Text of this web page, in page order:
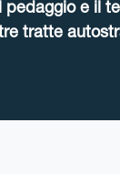
pedaggio e il
tratte